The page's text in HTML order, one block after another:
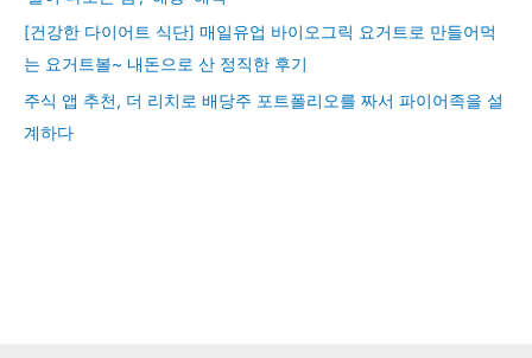
[건강한 다이어트 식단] 매일유업 바이오그릭 요거트로 만들어먹
는 요거트볼~ 내돈으로 산 정직한 후기
주식 앱 추천, 더 리치로 배당주 포트폴리오를 짜서 파이어족을 설
계하다